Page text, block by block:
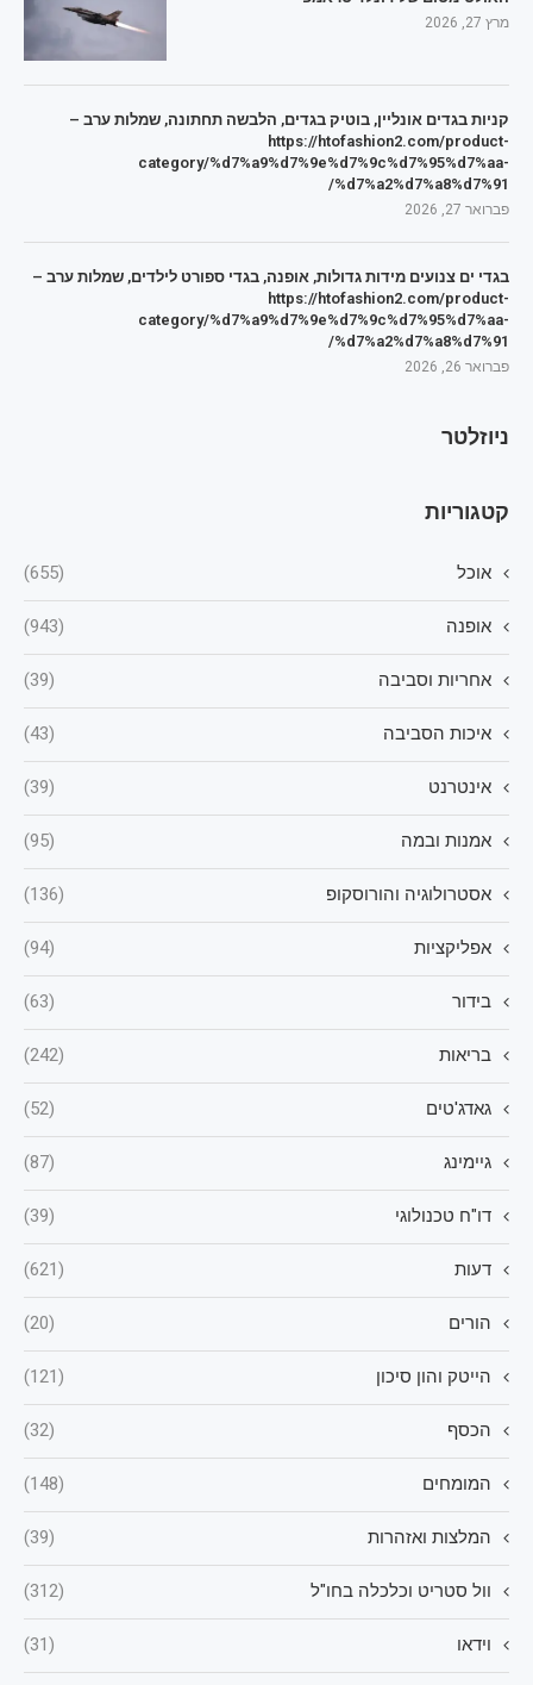
מרץ 27, 2026
קניות בגדים אונליין, בוטיק בגדים, הלבשה תחתונה, שמלות ערב –
https://htofashion2.com/product-
category/%d7%a9%d7%9e%d7%9c%d7%95%d7%aa-
%d7%a2%d7%a8%d7%91/
פברואר 27, 2026
בגדי ים צנועים מידות גדולות, אופנה, בגדי ספורט לילדים, שמלות ערב –
https://htofashion2.com/product-
category/%d7%a9%d7%9e%d7%9c%d7%95%d7%aa-
%d7%a2%d7%a8%d7%91/
פברואר 26, 2026
ניוזלטר
קטגוריות
אוכל (655)
אופנה (943)
אחריות וסביבה (39)
איכות הסביבה (43)
אינטרנט (39)
אמנות ובמה (95)
אסטרולוגיה והורוסקופ (136)
אפליקציות (94)
בידור (63)
בריאות (242)
גאדג'טים (52)
גיימינג (87)
דו"ח טכנולוגי (39)
דעות (621)
הורים (20)
הייטק והון סיכון (121)
הכסף (32)
המומחים (148)
המלצות ואזהרות (39)
וול סטריט וכלכלה בחו"ל (312)
וידאו (31)